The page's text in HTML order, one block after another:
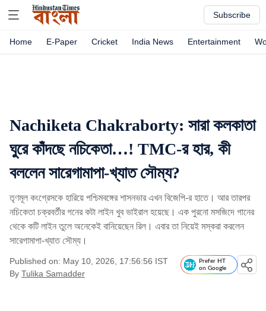
Subscribe
Home E-Paper Cricket India News Entertainment
Nachiketa Chakraborty: সারা কলকাতা
ঘুরে কাঁদছে নচিকেতা…! TMC-র হার, কী
বললেন সারেগামাপা-খ্যাত সৌম্য?
তৃণমূল কংগ্রেসকে হারিয়ে পশ্চিমবঙ্গের শাসনভার এখন বিজেপি-র হাতে। আর তারপর
নচিকেতা চক্রবর্তীর গনের কটা লাইন খুব ভাইরাল হয়েছে। এক পুরনো মসজিদে গানের
থেকে কটি লাইন তুলে অনেকেই বানিয়েছেন রিল। এবার তা নিয়েই মস্করা করলেন
সারেগামাপা-খ্যাত সৌম্য।
Published on: May 10, 2026, 17:56:56 IST
By Tulika Samadder
Prefer HT
on Google